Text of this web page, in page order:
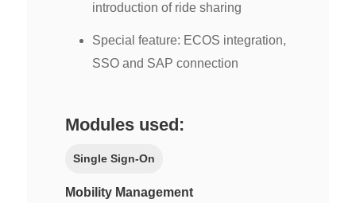
introduction of ride sharing
Special feature: ECOS integration,
SSO and SAP connection
Modules used:
Single Sign-On
Mobility Management